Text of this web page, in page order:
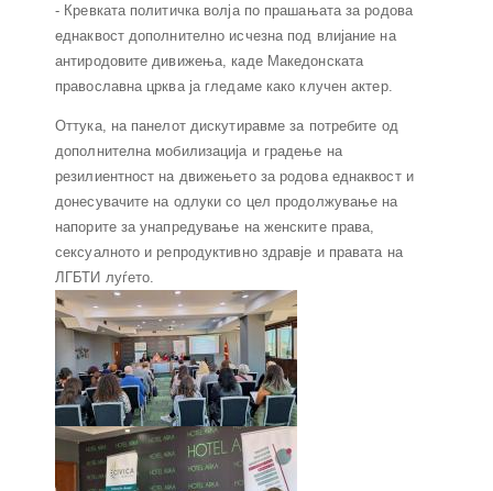
- Кревката политичка волја по прашањата за родова
еднаквост дополнително исчезна под влијание на
антиродовите дивижења, каде Македонската
православна црква ја гледаме како клучен актер.
Оттука, на панелот дискутиравме за потребите од
дополнителна мобилизација и градење на
резилиентност на движењето за родова еднаквост и
донесувачите на одлуки со цел продолжување на
напорите за унапредување на женските права,
сексуалното и репродуктивно здравје и правата на
ЛГБТИ луѓето.